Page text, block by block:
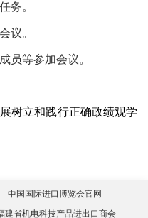
务。
议。
等参加会议。
树立和践行正确政绩观学
中国国际进口博览会官网
建省机电科技产品进出口商会